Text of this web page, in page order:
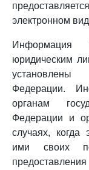
электронном
Информация
юридическим
установлены
Федерации.
органам
Федерации и
случаях, когда
ими своих